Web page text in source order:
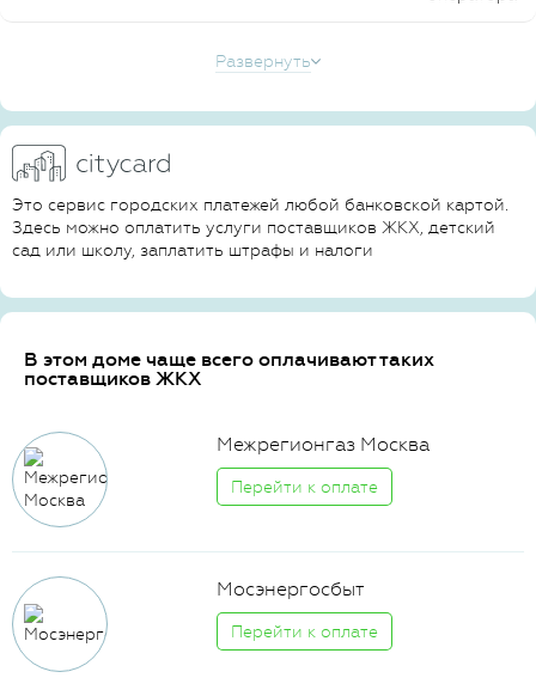
Развернуть
Это сервис городских платежей любой банковской картой.
Здесь можно оплатить услуги поставщиков ЖКХ, детский
сад или школу, заплатить штрафы и налоги
В этом доме чаще всего оплачивают таких
поставщиков ЖКХ
Межрегионгаз Москва
Перейти к оплате
Мосэнергосбыт
Перейти к оплате